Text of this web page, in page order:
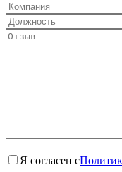
Я согласен с